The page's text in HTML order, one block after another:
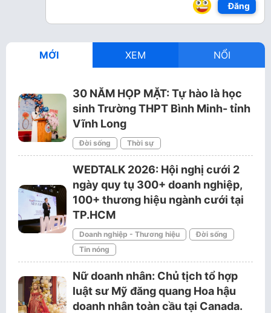
Đăng
MỚI XEM NỔI
30 NĂM HỌP MẶT: Tự hào là học
sinh Trường THPT Bình Minh- tỉnh
Vĩnh Long
Đời sống Thời sự
WEDTALK 2026: Hội nghị cưới 2
ngày quy tụ 300+ doanh nghiệp,
100+ thương hiệu ngành cưới tại
TP.HCM
Doanh nghiệp - Thương hiệu
Đời sống
Tin nóng
Nữ doanh nhân: Chủ tịch tổ hợp
luật sư Mỹ đăng quang Hoa hậu
doanh nhân toàn cầu tại Canada.